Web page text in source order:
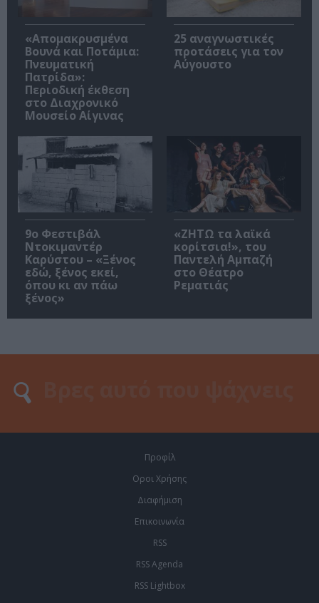
«Απομακρυσμένα
Βουνά και Ποτάμια:
Πνευματική
Πατρίδα»:
Περιοδική έκθεση
στο Διαχρονικό
Μουσείο Αίγινας
25 αναγνωστικές
προτάσεις για τον
Αύγουστο
9ο Φεστιβάλ
Ντοκιμαντέρ
Καρύστου – «Ξένος
εδώ, ξένος εκεί,
όπου κι αν πάω
ξένος»
«ΖΗΤΩ τα λαϊκά
κορίτσια!», του
Παντελή Αμπαζή
στο Θέατρο
Ρεματιάς
Προφίλ
Οροι Χρήσης
Διαφήμιση
Επικοινωνία
RSS
RSS Agenda
RSS Lightbox